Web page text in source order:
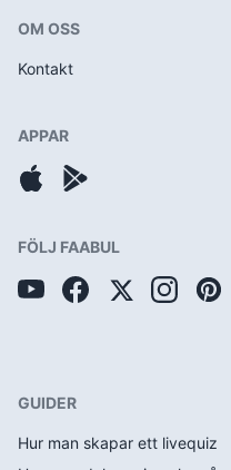
OM OSS
Kontakt
APPAR
FÖLJ FAABUL
GUIDER
Hur man skapar ett livequiz